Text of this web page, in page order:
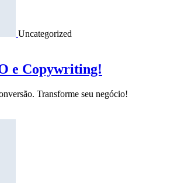
Uncategorized
e Copywriting!
Transforme seu negócio!